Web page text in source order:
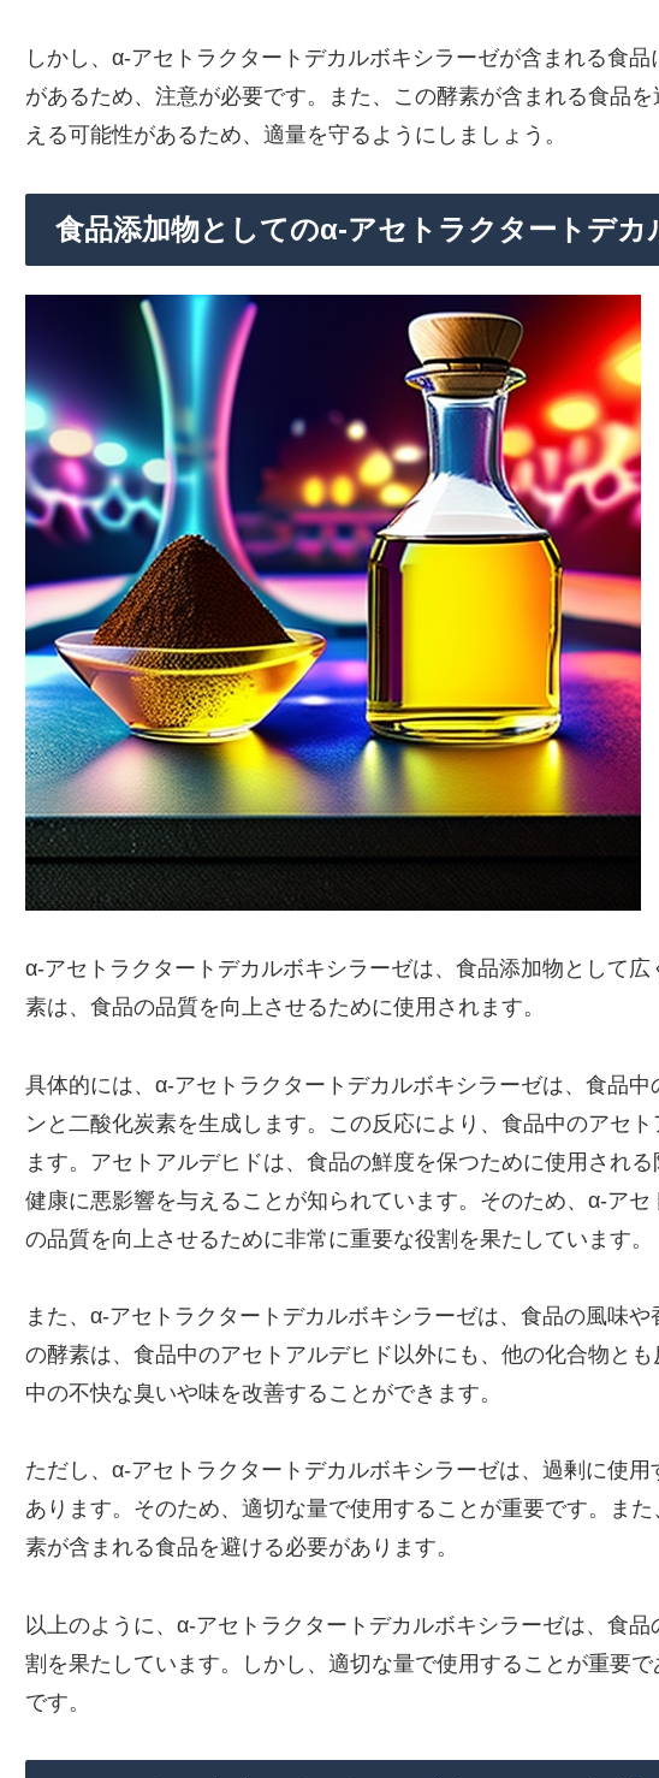
しかし、α-アセトラクタートデカルボキシラーゼが含まれる食
があるため、注意が必要です。また、この酵素が含まれる食品
える可能性があるため、適量を守るようにしましょう。
食品添加物としてのα-アセトラクタートデ
α-アセトラクタートデカルボキシラーゼは、食品添加物として
素は、食品の品質を向上させるために使用されます。
具体的には、α-アセトラクタートデカルボキシラーゼは、食品
ンと二酸化炭素を生成します。この反応により、食品中のアセ
ます。アセトアルデヒドは、食品の鮮度を保つために使用され
健康に悪影響を与えることが知られています。そのため、α-ア
の品質を向上させるために非常に重要な役割を果たしています。
また、α-アセトラクタートデカルボキシラーゼは、食品の風味
の酵素は、食品中のアセトアルデヒド以外にも、他の化合物と
中の不快な臭いや味を改善することができます。
ただし、α-アセトラクタートデカルボキシラーゼは、過剰に使
あります。そのため、適切な量で使用することが重要です。ま
素が含まれる食品を避ける必要があります。
以上のように、α-アセトラクタートデカルボキシラーゼは、食
割を果たしています。しかし、適切な量で使用することが重要
です。